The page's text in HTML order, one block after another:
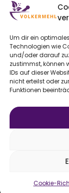
Um dir ein
Technologien wie
und/oder darauf
zustimmst, können
IDs auf dieser
nicht erteilst oder
Funktionen
Cookie-
Volker Mehl
Die
64646